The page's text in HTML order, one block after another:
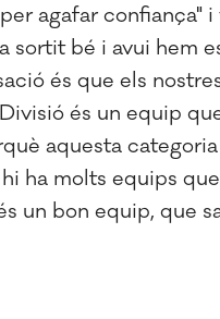
agafar confiança"
sortit bé i avui hem
és que els
és un equip
aquesta
ha molts equips
un bon equip, que